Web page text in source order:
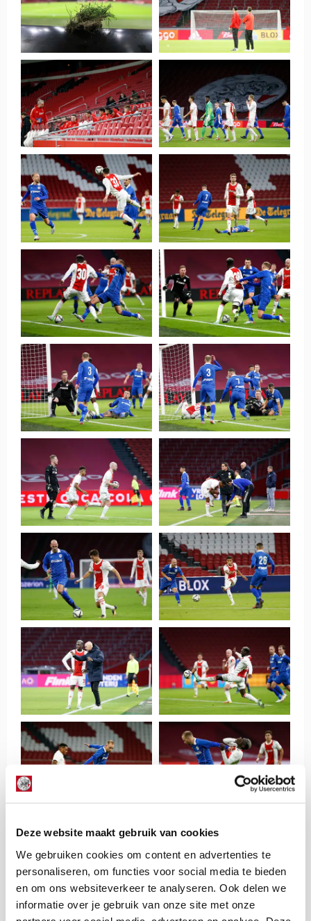
Deze website maakt gebruik van cookies
We gebruiken cookies om content en advertenties te
personaliseren, om functies voor social media te bieden
en om ons websiteverkeer te analyseren. Ook delen we
informatie over je gebruik van onze site met onze